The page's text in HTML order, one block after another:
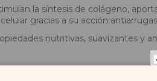
la síntesis de colágeno,
gracias a su acción
nutritivas, suavizantes y
menos marcadas y menos